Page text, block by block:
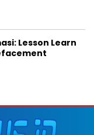
Lesson Learn